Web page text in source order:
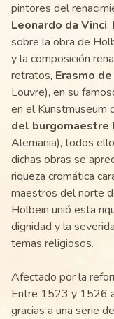
pintores del
Leonardo da Vinci.
sobre la obra de
y la composición
retratos, Erasmo
Louvre), en su
en el Kunstmuseum
del burgomaestre
Alemania), todos
dichas obras se
riqueza cromática
maestros del norte
Holbein unió esta
dignidad y la
temas religiosos.
Afectado por la
Entre 1523 y 1526
gracias a una serie